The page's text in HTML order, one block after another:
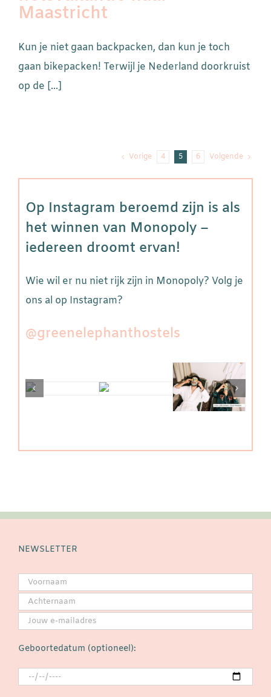
Maastricht
Kun je niet gaan backpacken, dan kun je toch
gaan bikepacken! Terwijl je Nederland doorkruist
op de [...]
Vorige 4 5 6 Volgende
Op Instagram beroemd zijn is als
het winnen van Monopoly –
iedereen droomt ervan!
Wie wil er nu niet rijk zijn in Monopoly? Volg je
ons al op Instagram?
@greenelephanthostels
NEWSLETTER
Geboortedatum (optioneel):